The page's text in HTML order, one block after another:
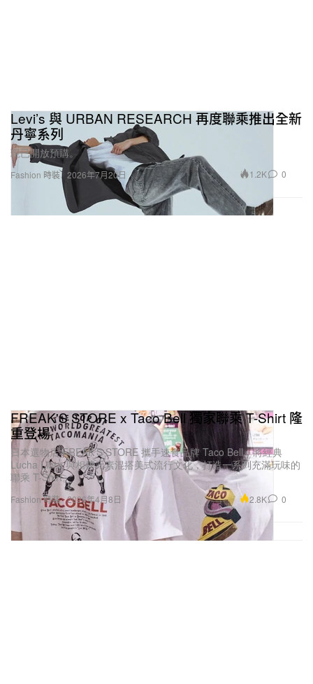
PUBG: BATTLEGROUNDS（@pubg_battlegrounds_global）分享的貼文
讀者們亦可關注以下報導：
魔物獵人系列最新作《Monster Hunter Wilds》
實機遊玩預告放送
Fashion 時裝
Levi’s 與 URBAN RESEARCH 再度聯乘推出全新
丹寧系列
現已開放預購。
2026年7月20日 1.2K 0
Fashion 時裝
FREAK'S STORE x Taco Bell 獨家聯乘 T-Shirt 隆
重登場
日本選物店 FREAK’S STORE 攜手速食品牌 Taco Bell，將經典
Lucha Libre 與相撲元素混搭美式流行文化，打造一系列充滿玩味的
聯乘 T-Shirt。
2026年4月8日 2.8K 0